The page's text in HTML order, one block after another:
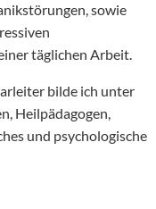
sowie
täglichen Arbeit.
bilde ich unter
Heilpädagogen,
und psychologische